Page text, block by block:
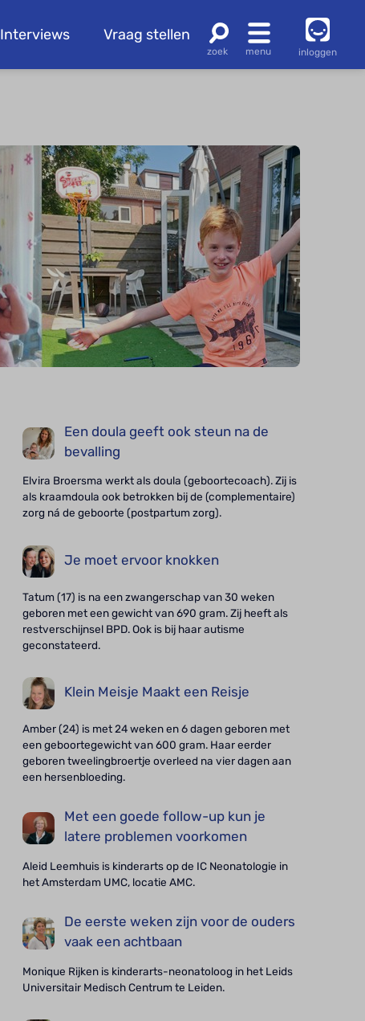
Interviews Vraag stellen
inloggen
Een doula geeft ook steun na de
bevalling
Elvira Broersma werkt als doula (geboortecoach). Zij is
als kraamdoula ook betrokken bij de (complementaire)
zorg ná de geboorte (postpartum zorg).
Je moet ervoor knokken
Tatum (17) is na een zwangerschap van 30 weken
geboren met een gewicht van 690 gram. Zij heeft als
restverschijnsel BPD. Ook is bij haar autisme
geconstateerd.
Klein Meisje Maakt een Reisje
Amber (24) is met 24 weken en 6 dagen geboren met
een geboortegewicht van 600 gram. Haar eerder
geboren tweelingbroertje overleed na vier dagen aan
een hersenbloeding.
Met een goede follow-up kun je
latere problemen voorkomen
Aleid Leemhuis is kinderarts op de IC Neonatologie in
het Amsterdam UMC, locatie AMC.
De eerste weken zijn voor de ouders
vaak een achtbaan
Monique Rijken is kinderarts-neonatoloog in het Leids
Universitair Medisch Centrum te Leiden.